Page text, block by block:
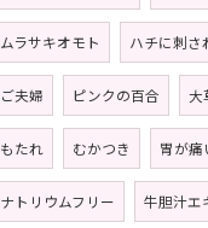
ムラサキオモト ハチに刺さ
ご夫婦 ピンクの百合 大
もたれ むかつき 胃が痛
ナトリウムフリー 牛胆汁エ